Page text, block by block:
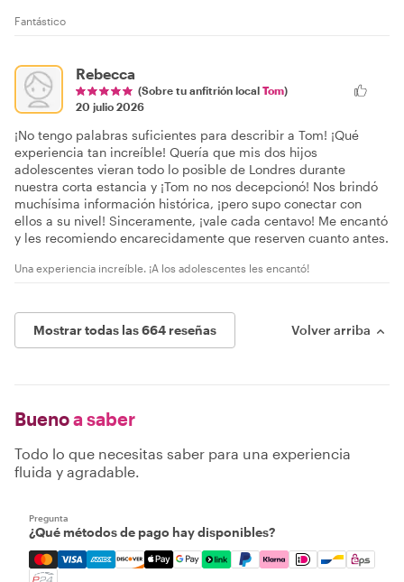
Fantástico
Rebecca
(Sobre tu anfitrión local Tom)
20 julio 2026
¡No tengo palabras suficientes para describir a Tom! ¡Qué
experiencia tan increíble! Quería que mis dos hijos
adolescentes vieran todo lo posible de Londres durante
nuestra corta estancia y ¡Tom no nos decepcionó! Nos brindó
muchísima información histórica, ¡pero supo conectar con
ellos a su nivel! Sinceramente, ¡vale cada centavo! Me encantó
y les recomiendo encarecidamente que reserven cuanto antes.
Una experiencia increíble. ¡A los adolescentes les encantó!
Mostrar todas las 664 reseñas Volver arriba
Buenoa saber
Todo lo que necesitas saber para una experiencia
fluida y agradable.
Pregunta
¿Qué métodos de pago hay disponibles?
Mastercard, Visa, Amex, Discover, Apple Pay, Google